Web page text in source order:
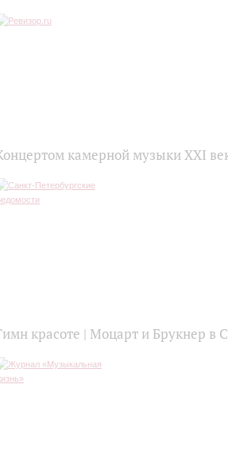
камерной музыки XXI
красоте | Моцарт и Брукнер в